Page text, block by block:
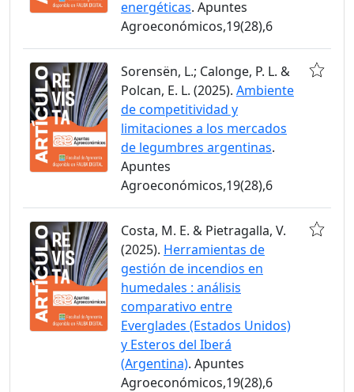
energéticas. Apuntes
Agroeconómicos,19(28),6
Sorensën, L.; Calonge, P. L. &
Polcan, E. L. (2025). Ambiente
de competitividad y
limitaciones a los mercados
de legumbres argentinas.
Apuntes
Agroeconómicos,19(28),6
Costa, M. E. & Pietragalla, V.
(2025). Herramientas de
gestión de incendios en
humedales : análisis
comparativo entre
Everglades (Estados Unidos)
y Esteros del Iberá
(Argentina). Apuntes
Agroeconómicos,19(28),6